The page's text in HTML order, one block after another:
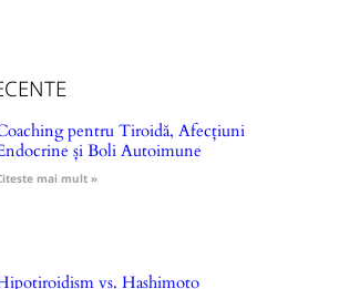
pentru Tiroidă, Afecțiuni
și Boli Autoimune
mai mult »
vs. Hashimoto